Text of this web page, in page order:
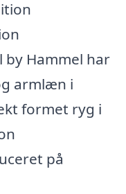
by Hammel har
armlæn i
formet ryg i
på